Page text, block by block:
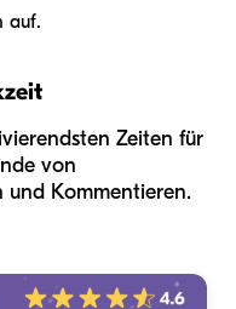
auf.
Zeiten für
von
Kommentieren.